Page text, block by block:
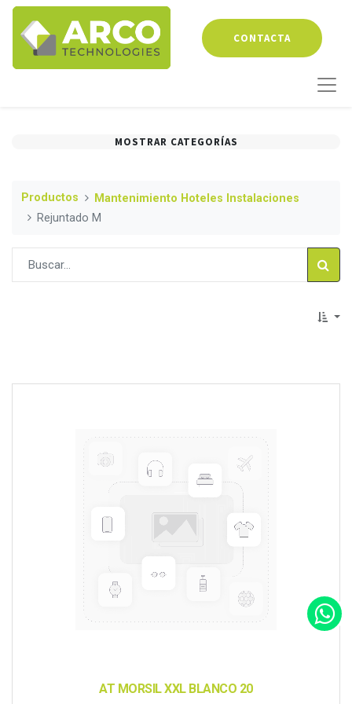
CONTACTA
MOSTRAR CATEGORÍAS
Productos
Mantenimiento Hoteles Instalaciones
Rejuntado M
AT MORSIL XXL BLANCO 20